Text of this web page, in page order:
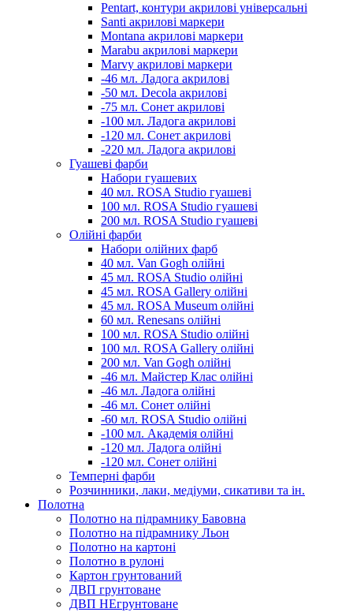
Pentart, контури акрилові універсальні
Santi акрилові маркери
Montana акрилові маркери
Marabu акрилові маркери
Marvy акрилові маркери
-46 мл. Ладога акрилові
-50 мл. Decola акрилові
-75 мл. Сонет акрилові
-100 мл. Ладога акрилові
-120 мл. Сонет акрилові
-220 мл. Ладога акрилові
Гуашеві фарби
Набори гуашевих
40 мл. ROSA Studio гуашеві
100 мл. ROSA Studio гуашеві
200 мл. ROSA Studio гуашеві
Олійні фарби
Набори олійних фарб
40 мл. Van Gogh олійні
45 мл. ROSA Studio олійні
45 мл. ROSA Gallery олійні
45 мл. ROSA Museum олійні
60 мл. Renesans олійні
100 мл. ROSA Studio олійні
100 мл. ROSA Gallery олійні
200 мл. Van Gogh олійні
-46 мл. Майстер Клас олійні
-46 мл. Ладога олійні
-46 мл. Сонет олійні
-60 мл. ROSA Studio олійні
-100 мл. Академія олійні
-120 мл. Ладога олійні
-120 мл. Сонет олійні
Темперні фарби
Розчинники, лаки, медіуми, сикативи та ін.
Полотна
Полотно на підрамнику Бавовна
Полотно на підрамнику Льон
Полотно на картоні
Полотно в рулоні
Картон грунтований
ДВП грунтоване
ДВП НЕгрунтоване